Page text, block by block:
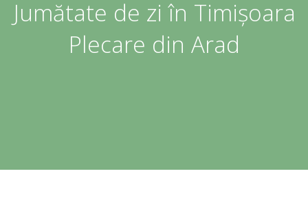
Jumătate de zi în Timișoara
Plecare din Arad